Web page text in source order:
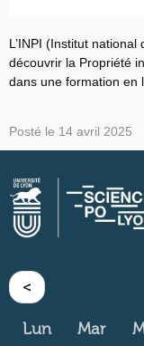
L’INPI (Institut
découvrir la Propriété
dans une formation en
Posté le 14 avril 2025
<
Lun Mar